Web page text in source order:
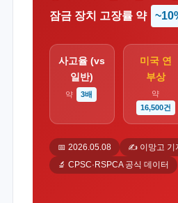
잠금 장치 고장률 약
사고율 (vs
일반)
약 3배
미국 연
부상
약
16,500건
📅 2026.05.08 ✍️ 이망고 기
🔬 CPSC·RSPCA 공식 데이터